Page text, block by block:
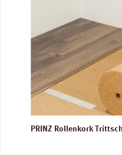
PRINZ Rollenkork